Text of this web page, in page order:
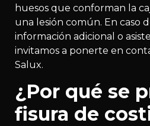
huesos que conforman la
una lesión común. En caso
información adicional o
invitamos a ponerte en
Salux.
¿Por qué se
fisura de